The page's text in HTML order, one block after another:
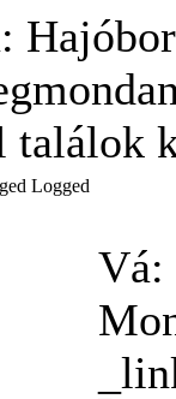
találok
Logged
Vá: